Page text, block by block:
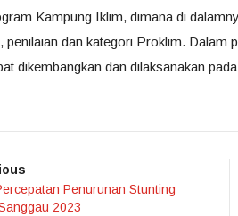
Kampung Iklim, dimana di
penilaian dan kategori Proklim. Dalam
dikembangkan dan dilaksanakan
Penurunan Stunting
2023